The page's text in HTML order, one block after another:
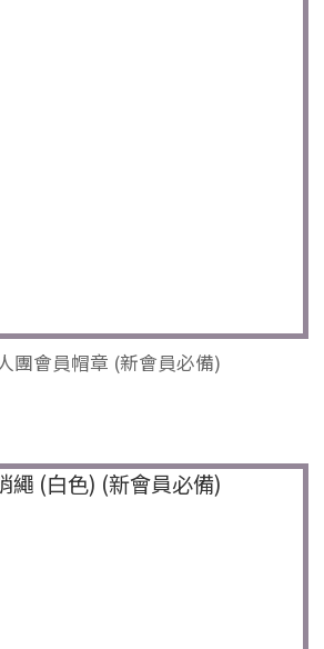
成人團會員帽章 (新會員必備)